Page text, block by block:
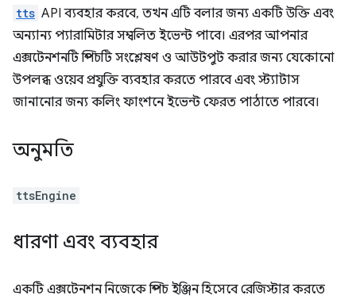
tts API ব্যবহার করবে, তখন এটি বলার জন্য একটি উক্তি এবং
অন্যান্য প্যারামিটার সম্বলিত ইভেন্ট পাবে। এরপর আপনার
এক্সটেনশনটি স্পিচটি সংশ্লেষণ ও আউটপুট করার জন্য যেকোনো
উপলব্ধ ওয়েব প্রযুক্তি ব্যবহার করতে পারবে এবং স্ট্যাটাস
জানানোর জন্য কলিং ফাংশনে ইভেন্ট ফেরত পাঠাতে পারবে।
অনুমতি
ttsEngine
ধারণা এবং ব্যবহার
একটি এক্সটেনশন নিজেকে স্পিচ ইঞ্জিন হিসেবে রেজিস্টার করতে